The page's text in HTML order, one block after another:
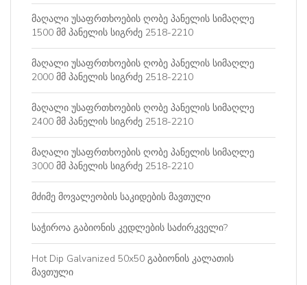
მაღალი უსაფრთხოების ღობე პანელის სიმაღლე
1500 მმ პანელის სიგრძე 2518-2210
მაღალი უსაფრთხოების ღობე პანელის სიმაღლე
2000 მმ პანელის სიგრძე 2518-2210
მაღალი უსაფრთხოების ღობე პანელის სიმაღლე
2400 მმ პანელის სიგრძე 2518-2210
მაღალი უსაფრთხოების ღობე პანელის სიმაღლე
3000 მმ პანელის სიგრძე 2518-2210
მძიმე მოვალეობის საკიდების მავთული
საჭიროა გაბიონის კედლების საძირკველი?
Hot Dip Galvanized 50x50 გაბიონის კალათის
მავთული